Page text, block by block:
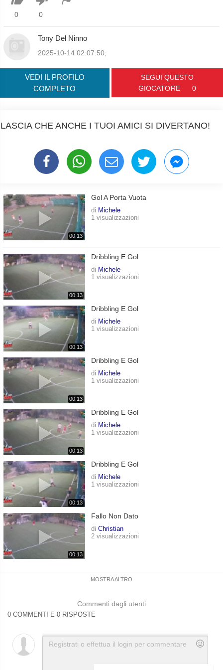
0 0
Tony Del Ninno
2025-10-14 02:07:50;
VEDI IL PROFILO
COMPLETO
SEGUI QUESTO
GIOCATORE
0
LASCIA CHE ANCHE I TUOI AMICI SI DIVERTANO!
00:13
Gol A Porta Vuota
di Michele
1 visualizzazioni
00:13
Dribbling E Gol
di Michele
1 visualizzazioni
00:13
Dribbling E Gol
di Michele
1 visualizzazioni
00:13
Dribbling E Gol
di Michele
1 visualizzazioni
00:13
Dribbling E Gol
di Michele
1 visualizzazioni
00:13
Dribbling E Gol
di Michele
1 visualizzazioni
00:13
Fallo Non Dato
di Christian
2 visualizzazioni
MOSTRA ALTRO
Commenti dagli utenti
0 COMMENTI E 0 RISPOSTE